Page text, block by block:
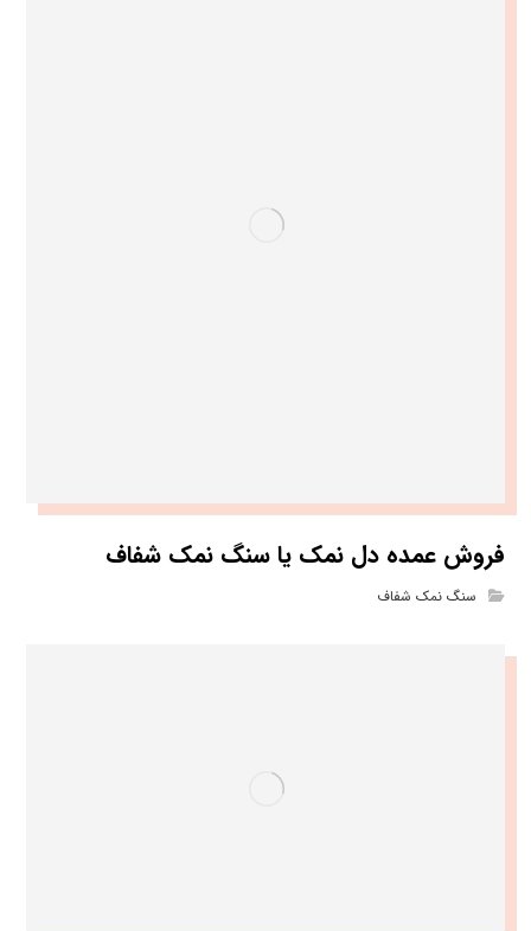
فروش عمده دل نمک یا سنگ نمک شفاف
سنگ نمک شفاف